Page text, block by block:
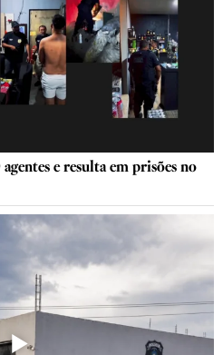
e resulta em prisões no